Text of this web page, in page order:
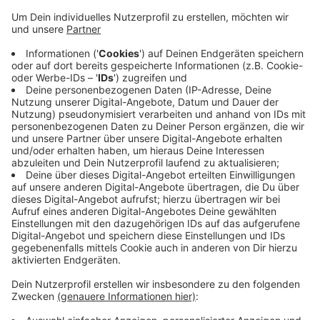
2021 einen Azubi.
Logistikdienstleistung (w/m/d)
Bewerben geht ganz einfach über den QR-Code auf
dem Bild oder über die Mailadresse
Bewerbung@PohlmannGmbH.de
Die Firmenhomepage finden Siehier.
Anzeige